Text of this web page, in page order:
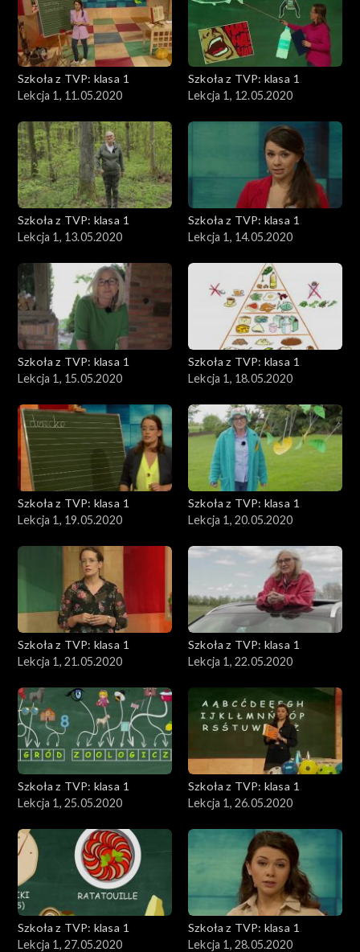
Szkoła z TVP: klasa 1
Lekcja 1, 11.05.2020
Szkoła z TVP: klasa 1
Lekcja 1, 12.05.2020
Szkoła z TVP: klasa 1
Lekcja 1, 13.05.2020
Szkoła z TVP: klasa 1
Lekcja 1, 14.05.2020
Szkoła z TVP: klasa 1
Lekcja 1, 15.05.2020
Szkoła z TVP: klasa 1
Lekcja 1, 18.05.2020
Szkoła z TVP: klasa 1
Lekcja 1, 19.05.2020
Szkoła z TVP: klasa 1
Lekcja 1, 20.05.2020
Szkoła z TVP: klasa 1
Lekcja 1, 21.05.2020
Szkoła z TVP: klasa 1
Lekcja 1, 22.05.2020
Szkoła z TVP: klasa 1
Lekcja 1, 25.05.2020
Szkoła z TVP: klasa 1
Lekcja 1, 26.05.2020
Szkoła z TVP: klasa 1
Lekcja 1, 27.05.2020
Szkoła z TVP: klasa 1
Lekcja 1, 28.05.2020